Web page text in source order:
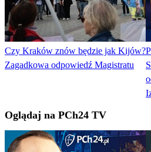
Czy Kraków znów będzie jak Kijów?
Zagadkowa odpowiedź Magistratu
Oglądaj na PCh24 TV